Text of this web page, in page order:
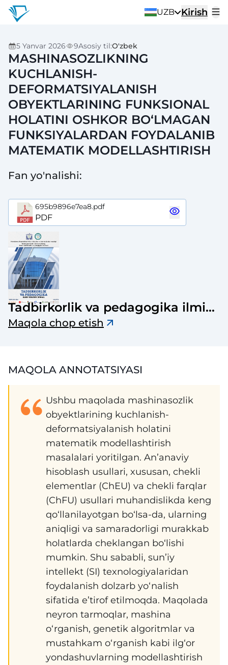
UZB Kirish
5 Yanvar 2026 9Asosiy til:O'zbek
MASHINASOZLIKNING
KUCHLANISH-
DEFORMATSIYALANISH
OBYEKTLARINING FUNKSIONAL
HOLATINI OSHKOR BO‘LMAGAN
FUNKSIYALARDAN FOYDALANIB
MATEMATIK MODELLASHTIRISH
Fan yo'nalishi:
695b9896e7ea8.pdf
PDF
Tadbirkorlik va pedagogika ilmiy-
uslubiy jurnali
Maqola chop etish
MAQOLA ANNOTATSIYASI
Ushbu maqolada mashinasozlik
obyektlarining kuchlanish-
deformatsiyalanish holatini
matematik modellashtirish
masalalari yoritilgan. An’anaviy
hisoblash usullari, xususan, chekli
elementlar (ChEU) va chekli farqlar
(ChFU) usullari muhandislikda keng
qo‘llanilayotgan bo‘lsa-da, ularning
aniqligi va samaradorligi murakkab
holatlarda cheklangan bo‘lishi
mumkin. Shu sababli, sun’iy
intellekt (SI) texnologiyalaridan
foydalanish dolzarb yo‘nalish
sifatida e’tirof etilmoqda. Maqolada
neyron tarmoqlar, mashina
o‘rganish, genetik algoritmlar va
mustahkam o‘rganish kabi ilg‘or
yondashuvlarning modellashtirish